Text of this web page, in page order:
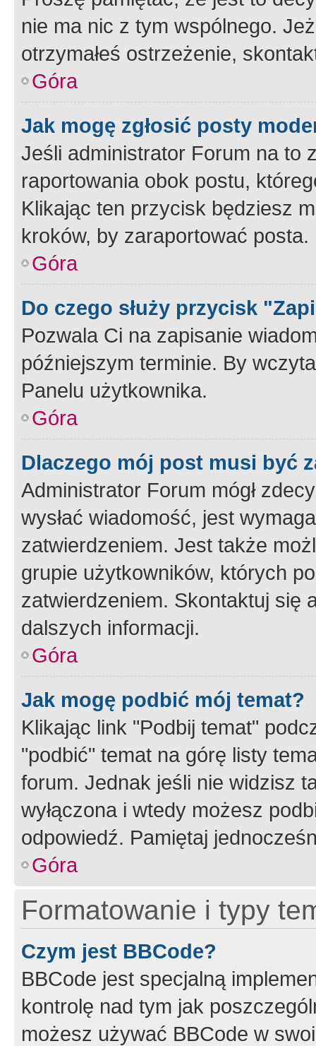
nie ma nic z tym wspólnego.
otrzymałeś ostrzeżenie,
Góra
Jak mogę zgłosić posty
Jeśli administrator Forum na to
raportowania obok postu,
Klikając ten przycisk będziesz
kroków, by zaraportować posta.
Góra
Do czego służy przycisk
Pozwala Ci na zapisanie
późniejszym terminie. By
Panelu użytkownika.
Góra
Dlaczego mój post musi być
Administrator Forum mógł
wysłać wiadomość, jest
zatwierdzeniem. Jest także
grupie użytkowników, których
zatwierdzeniem. Skontaktuj się
dalszych informacji.
Góra
Jak mogę podbić mój temat?
Klikając link "Podbij temat"
"podbić" temat na górę listy
forum. Jednak jeśli nie widzisz
wyłączona i wtedy możesz
odpowiedź. Pamiętaj
Góra
Formatowanie i typy
Czym jest BBCode?
BBCode jest specjalną
kontrolę nad tym jak
możesz używać BBCode w